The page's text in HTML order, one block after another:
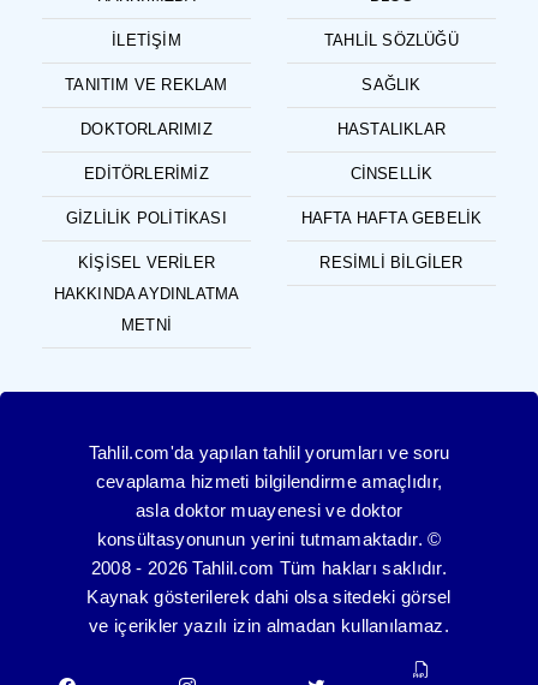
İLETIŞIM
TANITIM VE REKLAM
DOKTORLARIMIZ
EDITÖRLERIMIZ
GIZLILIK POLITIKASI
KIŞISEL VERILER
HAKKINDA AYDINLATMA
METNI
TAHLIL SÖZLÜĞÜ
SAĞLIK
HASTALIKLAR
CINSELLIK
HAFTA HAFTA GEBELIK
RESIMLI BILGILER
Tahlil.com'da yapılan tahlil yorumları ve soru
cevaplama hizmeti bilgilendirme amaçlıdır,
asla doktor muayenesi ve doktor
konsültasyonunun yerini tutmamaktadır. ©
2008 - 2026 Tahlil.com Tüm hakları saklıdır.
Kaynak gösterilerek dahi olsa sitedeki görsel
ve içerikler yazılı izin almadan kullanılamaz.